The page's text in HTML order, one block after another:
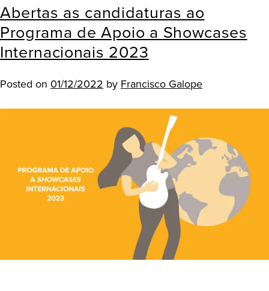
Abertas as candidaturas ao
Programa de Apoio a Showcases
Internacionais 2023
Posted on 01/12/2022 by Francisco Galope